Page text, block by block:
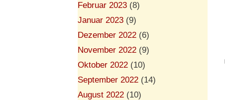
Februar 2023 (8)
Januar 2023 (9)
Dezember 2022 (6)
November 2022 (9)
Oktober 2022 (10)
September 2022 (14)
August 2022 (10)